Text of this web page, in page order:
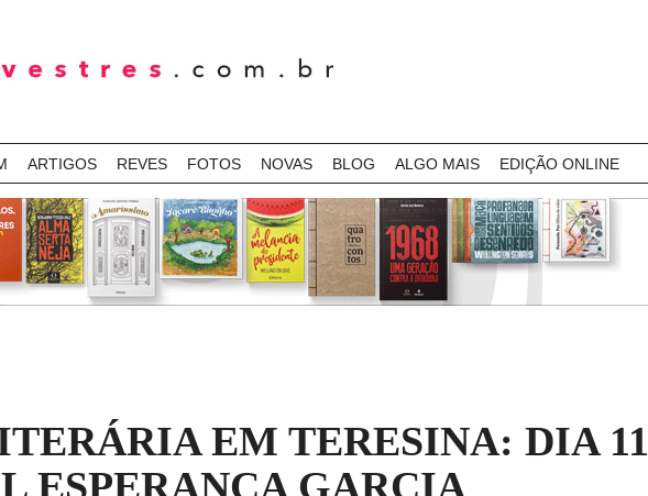
ARTIGOS REVES FOTOS NOVAS BLOG ALGO MAIS EDIÇÃO ONLINE
EM TERESINA: DIA
ESPERANÇA GARCIA